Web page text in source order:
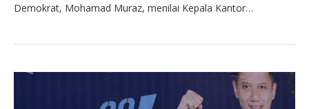
Demokrat, Mohamad Muraz, menilai Kepala Kantor…